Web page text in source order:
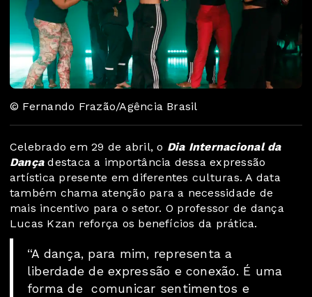
© Fernando Frazão/Agência Brasil
Celebrado em 29 de abril, o Dia Internacional da
Dançadestaca a importância dessa expressão
artística presente em diferentes culturas. A data
também chama atenção para a necessidade de
mais incentivo para o setor. O professor de dança
Lucas Kzan reforça os benefícios da prática.
“A dança, para mim, representa a
liberdade de expressão e conexão. É uma
forma de comunicar sentimentos e